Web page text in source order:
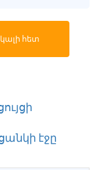
հետ
էջը